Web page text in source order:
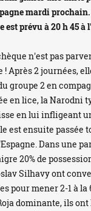
mardi
est prévu à 20 h 45 à
n'est pas
! Après 2 journées,
groupe 2 en
en lice, la Narodni
en lui infligeant
est ensuite passée
Dans une
20% de
Silhavy ont
pour mener 2-1 à la
dominante, ils